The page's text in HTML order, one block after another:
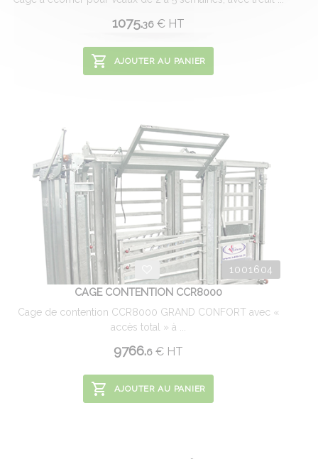
1075.36 € HT
AJOUTER AU PANIER
1001604
CAGE CONTENTION CCR8000
Cage de contention CCR8000 GRAND CONFORT avec «
accès total » à ...
9766.6 € HT
AJOUTER AU PANIER